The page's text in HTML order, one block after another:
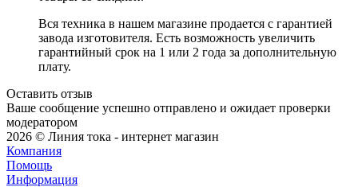
Вся техника в нашем магазине продается с гарантией
завода изготовителя. Есть возможность увеличить
гарантийный срок на 1 или 2 года за дополнительную
плату.
Оставить отзыв
Ваше сообщение успешно отправлено и ожидает проверки
модератором
2026 © Линия тока - интернет магазин
Компания
Помощь
Информация